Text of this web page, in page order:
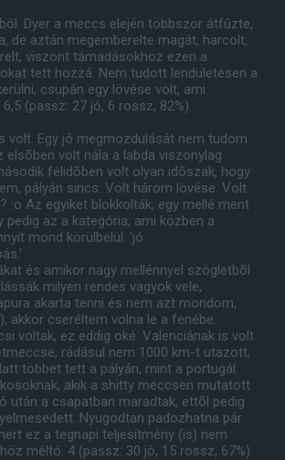
Dyer a meccs elején többször átfûzte,
de aztán megemberelte magát, harcolt,
viszont támadásokhoz ezen a
tett hozzá. Nem tudott lendületesen a
csupán egy lövése volt, ami
(passz: 27 jó, 6 rossz, 82%)
volt. Egy jó megmozdulását nem tudom
elsõben volt nála a labda viszonylag
félidõben volt olyan idõszak, hogy
pályán sincs. Volt három lövése. Volt
:o Az egyiket blokkolták, egy mellé ment
pedig az a kategória, ami közben a
mond körülbelül: 'jó
és amikor nagy mellénnyel szögletbõl
milyen rendes vagyok vele,
akarta tenni és nem azt mondom,
akkor cseréltem volna le a fenébe.
voltak, ez eddig oké. Valenciának is volt
rádásul nem 1000 km-t utazott,
többet tett a pályán, mint a portugál.
akik a shitty meccsen mutatott
után a csapatban maradtak, ettõl pedig
Nyugodtan padozhatna pár
ez a tegnapi teljesítmény (is) nem
méltó. 4 (passz: 30 jó, 15 rossz, 67%)